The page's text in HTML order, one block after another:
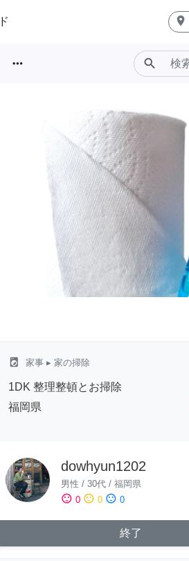
place
more_horiz search
local_laundry_service 家事▸ 家の掃除
1DK 整理整頓とお掃除
福岡県
dowhyun1202
男性 / 30代/ 福岡県
sentiment_satisfied 0 sentiment_neutral 0 sentiment_dissatisfied 0
終了